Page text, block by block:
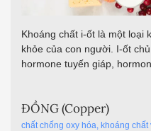
Khoáng chất i-ốt là một loại
khỏe của con người. I-ốt
hormone tuyến giáp,
ĐỒNG (Copper)
chất chống oxy hóa khoáng chất